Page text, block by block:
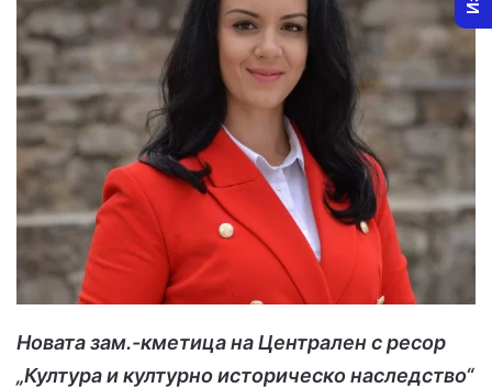
Новата зам.-кметица на Централен с ресор
„Култура и културно историческо наследство“